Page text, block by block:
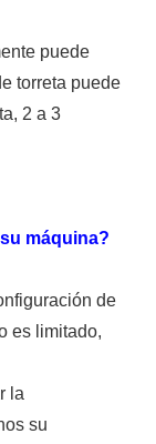
puede
torreta puede
2 a 3
máquina?
de
es limitado,
la
su